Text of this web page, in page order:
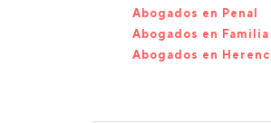
Abogados en Penal
Abogados en Familia
Abogados en